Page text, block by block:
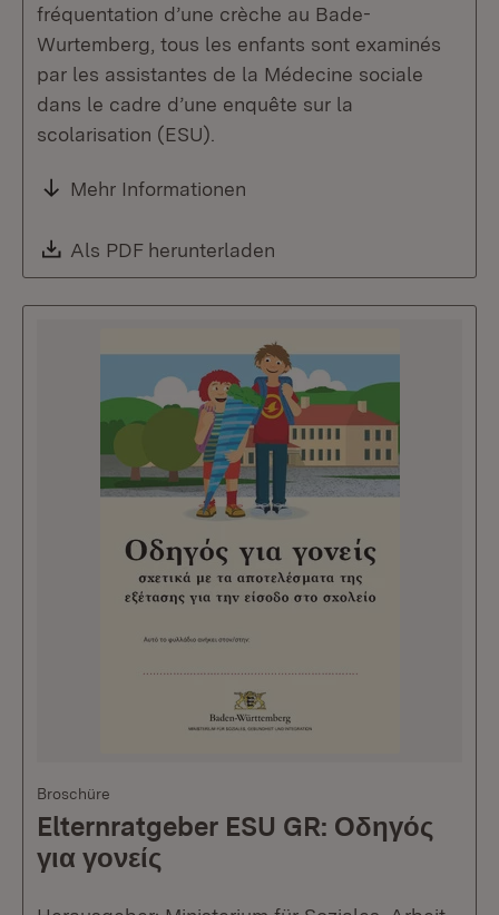
fréquentation d’une crèche au Bade-
Wurtemberg, tous les enfants sont examinés
par les assistantes de la Médecine sociale
dans le cadre d’une enquête sur la
scolarisation (ESU).
Mehr Informationen
Download:
Als PDF herunterladen
Broschüre
Elternratgeber ESU GR: Οδηγός
για γονείς